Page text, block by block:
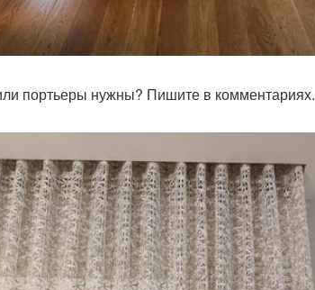
портьеры нужны? Пишите в комментариях.